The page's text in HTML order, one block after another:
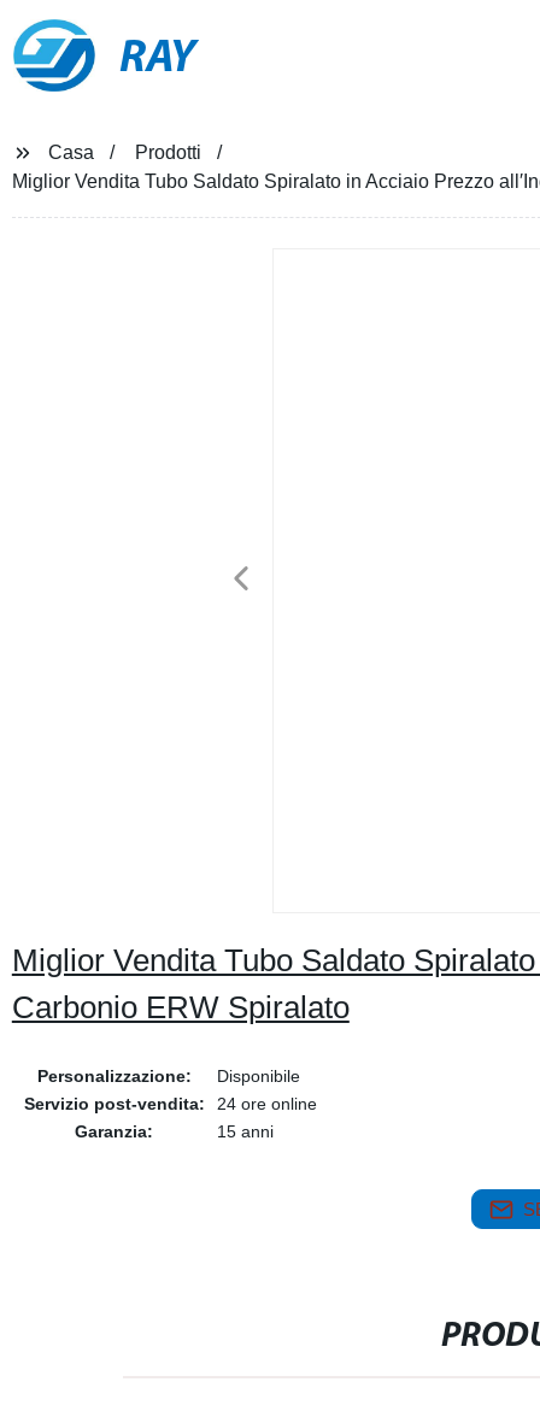
RAY
Casa
Prodotti
Miglior Vendita Tubo Saldato Spiralato in Acciaio Prezzo
Miglior Vendita Tubo Saldato
Carbonio ERW Spiralato
Personalizzazione:
Disponibile
Servizio post-vendita:
24 ore online
Garanzia:
15 anni